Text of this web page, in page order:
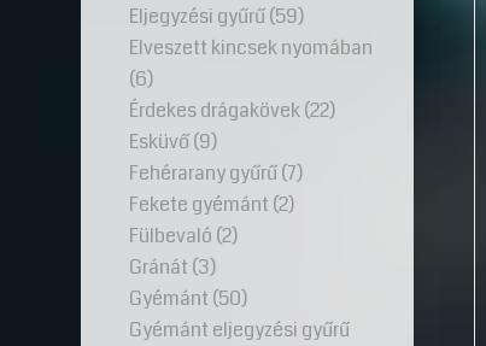
Eljegyzési gyűrű(59)
Elveszett kincsek nyomában
(6)
Érdekes drágakövek(22)
Esküvő(9)
Fehérarany gyűrű(7)
Fekete gyémánt (2)
Fülbevaló (2)
Gránát (3)
Gyémánt (50)
Gyémánt eljegyzési gyűrű